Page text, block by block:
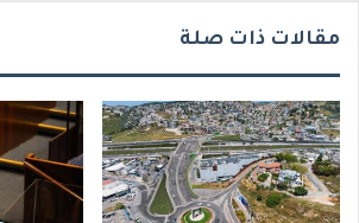
مقالات ذات صلة